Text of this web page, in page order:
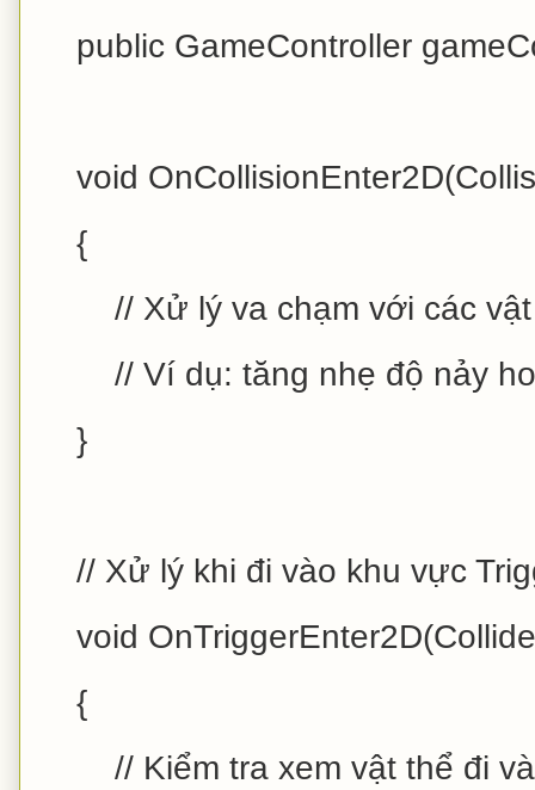
public GameController
void
{
// Xử lý va chạm với các vật
// Ví dụ: tăng nhẹ độ nảy
}
// Xử lý khi đi vào khu vực
void
{
// Kiểm tra xem vật thể đi